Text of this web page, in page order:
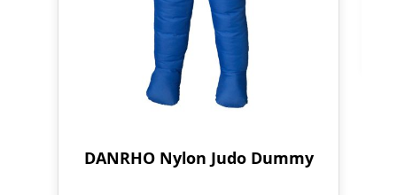
DANRHO Nylon Judo Dummy